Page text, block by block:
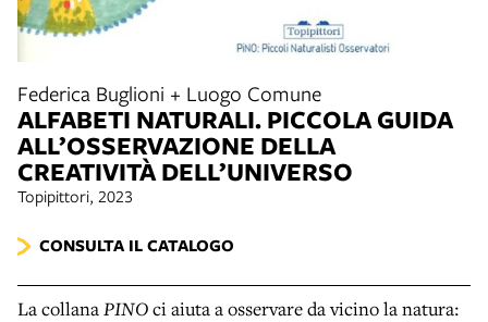
Federica Buglioni + Luogo Comune
ALFABETI NATURALI. PICCOLA GUIDA
ALL’OSSERVAZIONE DELLA
CREATIVITÀ DELL’UNIVERSO
Topipittori, 2023
CONSULTA IL CATALOGO
La collanaPINOci aiuta a osservare da vicino la natura: